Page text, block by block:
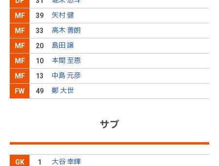
後半28分
本がしっかりとブロックを敷いて対応し、高い位置まで攻め
込ませない
後半25分
シルビーニョが高い位置でボールを奪い、左サイド
の敵陣深くから右足でクロスを入れる。しかし、Ｇ
Ｋに処理されてしまう
後半 25分 飲水タイムが終了し、プレーが再開される
後半23分 飲水タイムのため、一時的にプレーが中断
後半 22分
阪野が得点
後半10分 阪野が得点
MF 39 矢村 健
MF 33 高木 善朗
MF 20 島田 譲
MF 10 本間 至恩
MF 13 中島 元彦
FW 49 鄭 大世
サブ
GK 1 大谷 幸輝